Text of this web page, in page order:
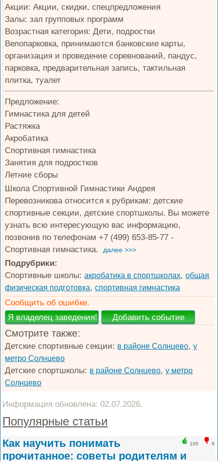
Акции: Акции, скидки, спецпредложения
Залы: зал групповых программ
Возрастная категория: Дети, подростки
Велопарковка, принимаются банковские карты,
организация и проведение соревнований, пандус,
парковка, предварительная запись, тактильная
плитка, туалет
Предложение:
Гимнастика для детей
Растяжка
Акробатика
Спортивная гимнастика
Занятия для подростков
Летние сборы
Школа Спортивной Гимнастики Андрея
Перевозникова относится к рубрикам: детские
спортивные секции, детские спортшколы. Вы можете
узнать всю интересующую вас информацию,
позвонив по телефонам +7 (499) 653-85-77 -
Спортивная гимнастика.
далее >>>
Подрубрики:
Спортивные школы:акробатика в спортшколах,общая
физическая подготовка,спортивная гимнастика
Сообщить об ошибке.
Смотрите также:
Детские спортивные секции: в районе Солнцево,у
метро Солнцево
Детские спортшколы: в районе Солнцево,у метро
Солнцево
Информация обновлена: 02.07.2026.
Популярные статьи
100 8
Как научить понимать
прочитанное: советы родителям и